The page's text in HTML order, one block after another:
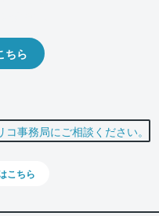
ちら
こちら